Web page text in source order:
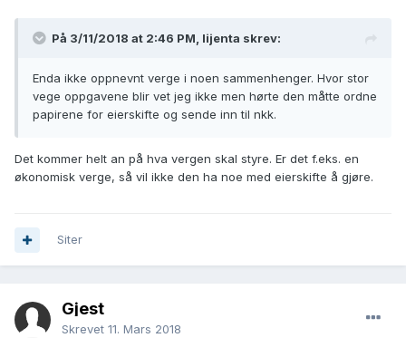
På 3/11/2018 at 2:46 PM, lijenta skrev:
Enda ikke oppnevnt verge i noen sammenhenger. Hvor stor
vege oppgavene blir vet jeg ikke men hørte den måtte ordne
papirene for eierskifte og sende inn til nkk.
Det kommer helt an på hva vergen skal styre. Er det f.eks. en
økonomisk verge, så vil ikke den ha noe med eierskifte å gjøre.
Siter
Gjest
Skrevet 11. Mars 2018